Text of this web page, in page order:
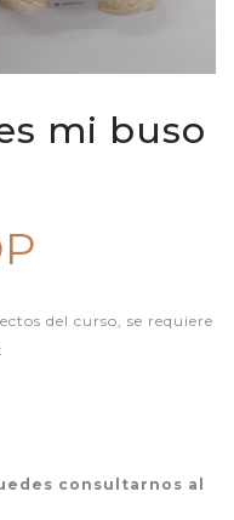
mi buso
del curso, se requiere
consultarnos al